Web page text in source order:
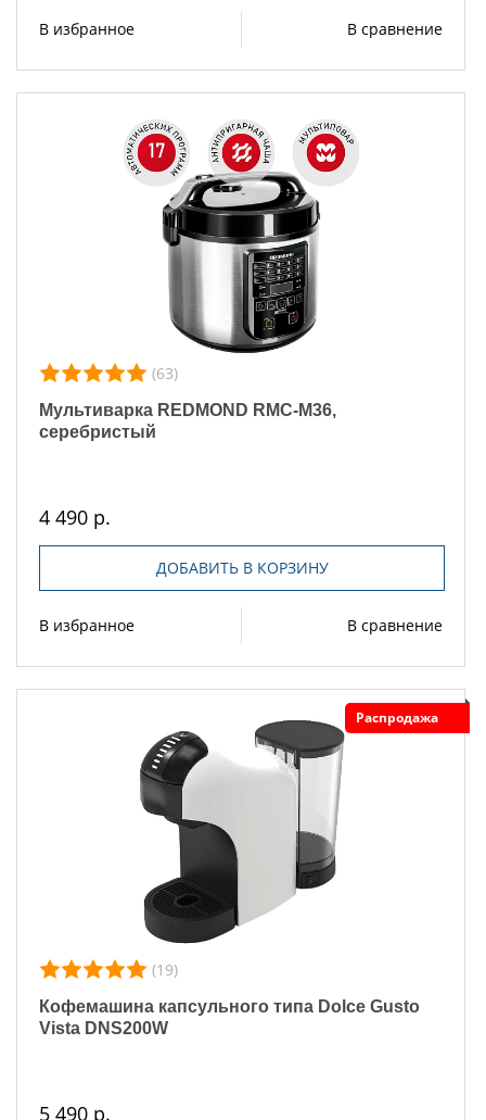
В избранное В сравнение
(63)
Мультиварка REDMOND RMC-M36,
серебристый
4 490 р.
ДОБАВИТЬ В КОРЗИНУ
В избранное В сравнение
Распродажа
(19)
Кофемашина капсульного типа Dolce Gusto
Vista DNS200W
5 490 р.